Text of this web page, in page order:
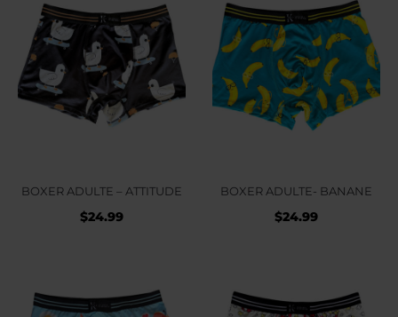
BOXER ADULTE – ATTITUDE
$24.99
BOXER ADULTE- BANANE
$24.99